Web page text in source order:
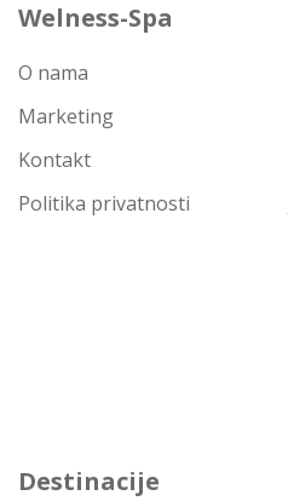
Welness-Spa
O nama
Marketing
Kontakt
Politika privatnosti
Destinacije